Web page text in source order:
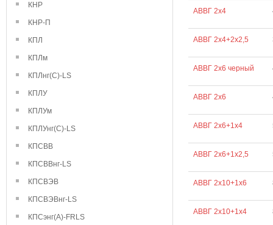
КНР
КНР-П
КПЛ
КПЛм
КПЛнг(С)-LS
КПЛУ
КПЛУм
КПЛУнг(С)-LS
КПСВВ
КПСВВнг-LS
КПСВЭВ
КПСВЭВнг-LS
КПСэнг(А)-FRLS
АВВГ 2х4
АВВГ 2х4+2х2,5
АВВГ 2х6 черный
АВВГ 2х6
АВВГ 2х6+1х4
АВВГ 2х6+1х2,5
АВВГ 2х10+1х6
АВВГ 2х10+1х4